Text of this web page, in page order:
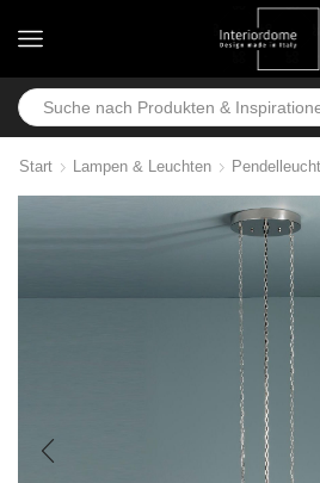
Start Lampen & Leuchten